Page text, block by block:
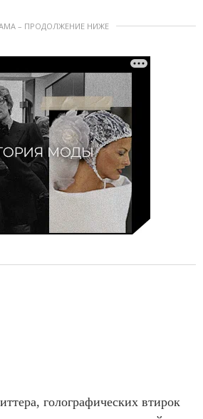
– ПРОДОЛЖЕНИЕ НИЖЕ
голографических втирок